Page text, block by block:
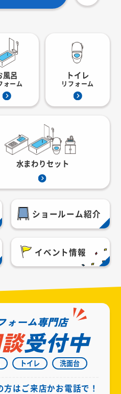
風呂
ォーム
トイレ
リフォーム
水まわりセット
ショールーム紹介
イベント情報
ォーム専門店
受付中
トイレ 洗面台
はご来店かお電話で！